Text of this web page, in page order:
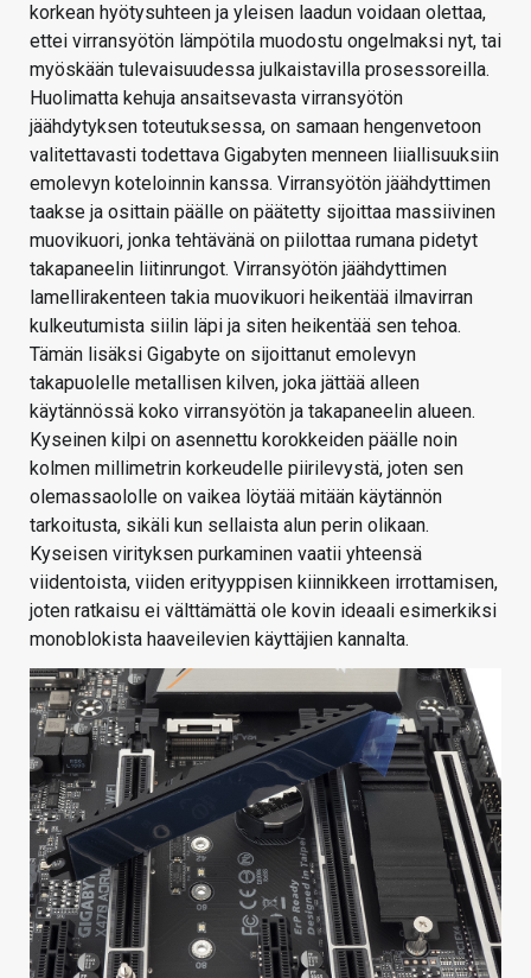
korkean hyötysuhteen ja yleisen laadun voidaan olettaa,
ettei virransyötön lämpötila muodostu ongelmaksi nyt, tai
myöskään tulevaisuudessa julkaistavilla prosessoreilla.
Huolimatta kehuja ansaitsevasta virransyötön
jäähdytyksen toteutuksessa, on samaan hengenvetoon
valitettavasti todettava Gigabyten menneen liiallisuuksiin
emolevyn koteloinnin kanssa. Virransyötön jäähdyttimen
taakse ja osittain päälle on päätetty sijoittaa massiivinen
muovikuori, jonka tehtävänä on piilottaa rumana pidetyt
takapaneelin liitinrungot. Virransyötön jäähdyttimen
lamellirakenteen takia muovikuori heikentää ilmavirran
kulkeutumista siilin läpi ja siten heikentää sen tehoa.
Tämän lisäksi Gigabyte on sijoittanut emolevyn
takapuolelle metallisen kilven, joka jättää alleen
käytännössä koko virransyötön ja takapaneelin alueen.
Kyseinen kilpi on asennettu korokkeiden päälle noin
kolmen millimetrin korkeudelle piirilevystä, joten sen
olemassaololle on vaikea löytää mitään käytännön
tarkoitusta, sikäli kun sellaista alun perin olikaan.
Kyseisen virityksen purkaminen vaatii yhteensä
viidentoista, viiden erityyppisen kiinnikkeen irrottamisen,
joten ratkaisu ei välttämättä ole kovin ideaali esimerkiksi
monoblokista haaveilevien käyttäjien kannalta.